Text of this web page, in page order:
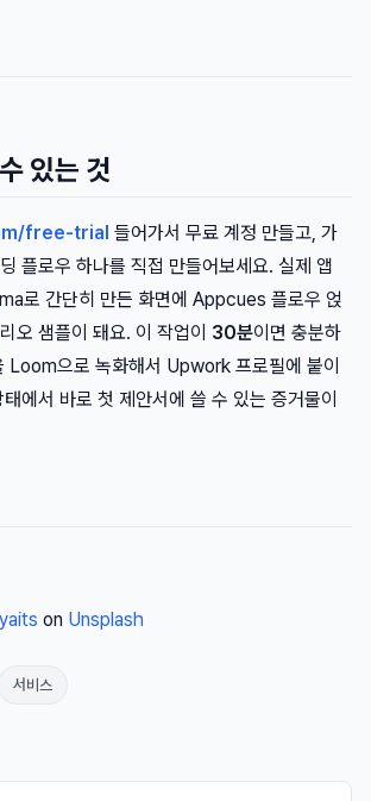
있는 것
free-trial 들어가서 무료 계정 만들고, 가
플로우 하나를 직접 만들어보세요. 실제 앱
로 간단히 만든 화면에 Appcues 플로우 얹
오 샘플이 돼요. 이 작업이 30분이면 충분하
Loom으로 녹화해서 Upwork 프로필에 붙이
에서 바로 첫 제안서에 쓸 수 있는 증거물이
on Unsplash
서비스